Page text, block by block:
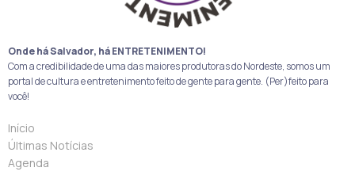
Onde há Salvador, há ENTRETENIMENTO!
Com a credibilidade de uma das maiores produtoras do Nordeste, somos um
portal de cultura e entretenimento feito de gente para gente. (Per)feito para
você!
Início
Últimas Notícias
Agenda